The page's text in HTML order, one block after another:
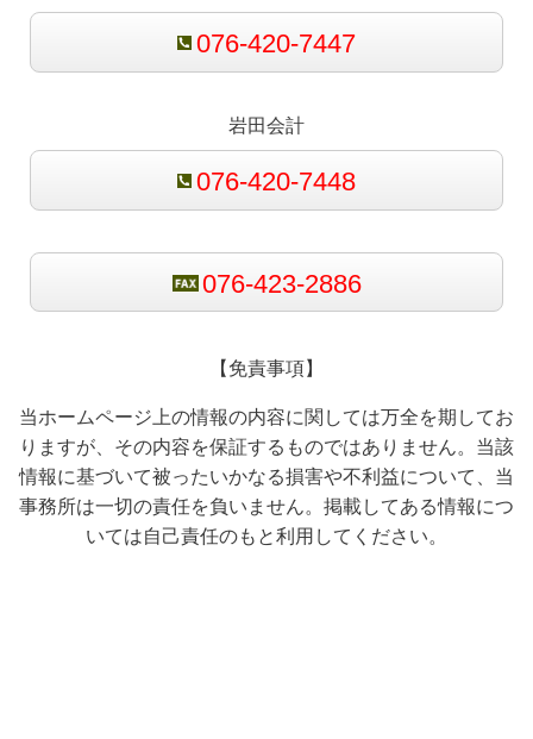
076-420-7447
岩田会計
076-420-7448
076-423-2886
【免責事項】
当ホームページ上の情報の内容に関しては万全を期してお
りますが、その内容を保証するものではありません。当該
情報に基づいて被ったいかなる損害や不利益について、当
事務所は一切の責任を負いません。掲載してある情報につ
いては自己責任のもと利用してください。